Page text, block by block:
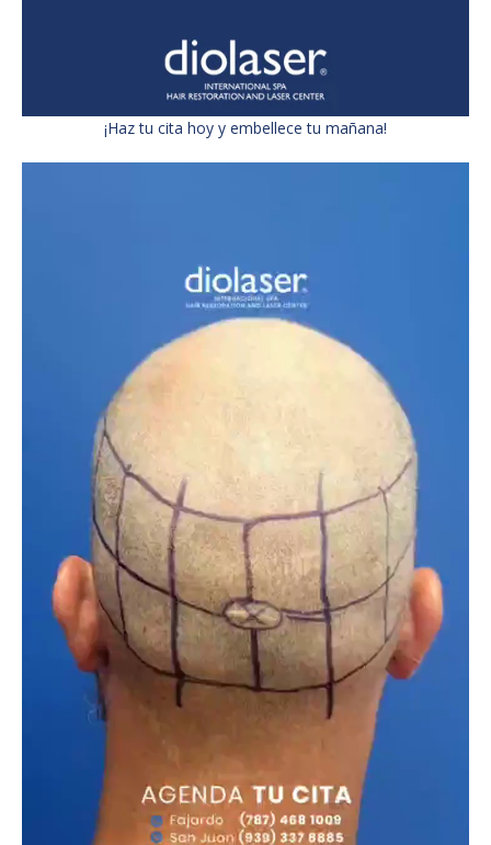
¡Haz tu cita hoy y embellece tu mañana!